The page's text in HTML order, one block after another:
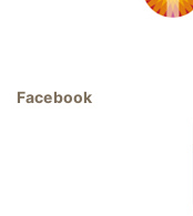
Facebook